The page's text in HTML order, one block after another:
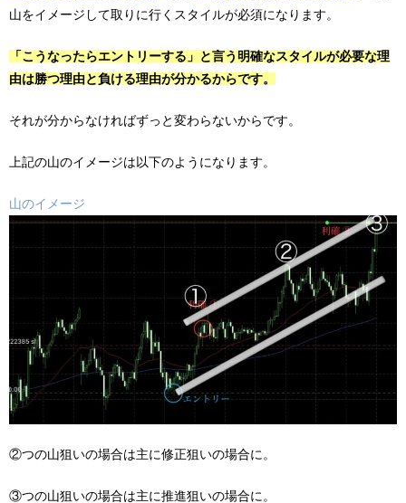
山をイメージして取りに行くスタイルが必須になります。
「こうなったらエントリーする」と言う明確なスタイルが必要な理
由は勝つ理由と負ける理由が分かるからです。
それが分からなければずっと変わらないからです。
上記の山のイメージは以下のようになります。
山のイメージ
②つの山狙いの場合は主に修正狙いの場合に。
③つの山狙いの場合は主に推進狙いの場合に。